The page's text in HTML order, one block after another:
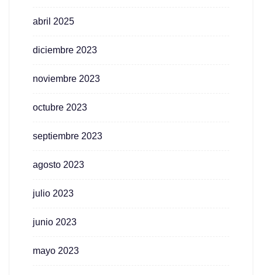
abril 2025
diciembre 2023
noviembre 2023
octubre 2023
septiembre 2023
agosto 2023
julio 2023
junio 2023
mayo 2023